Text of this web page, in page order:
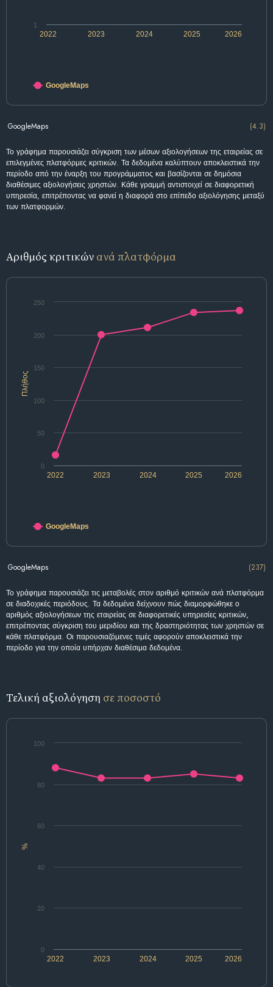
2022 2024 2026
2023 2025
1
GoogleMaps
GoogleMaps (4.3)
Το γράφημα παρουσιάζει σύγκριση των μέσων αξιολογήσεων της εταιρείας σε
επιλεγμένες πλατφόρμες κριτικών. Τα δεδομένα καλύπτουν αποκλειστικά την
περίοδο από την έναρξη του προγράμματος και βασίζονται σε δημόσια
διαθέσιμες αξιολογήσεις χρηστών. Κάθε γραμμή αντιστοιχεί σε διαφορετική
υπηρεσία, επιτρέποντας να φανεί η διαφορά στο επίπεδο αξιολόγησης μεταξύ
των πλατφορμών.
Αριθμός κριτικών ανά πλατφόρμα
Πλήθος
2022 2024 2026
2023 2025
0
50
100
150
200
250
GoogleMaps
GoogleMaps (237)
Το γράφημα παρουσιάζει τις μεταβολές στον αριθμό κριτικών ανά πλατφόρμα
σε διαδοχικές περιόδους. Τα δεδομένα δείχνουν πώς διαμορφώθηκε ο
αριθμός αξιολογήσεων της εταιρείας σε διαφορετικές υπηρεσίες κριτικών,
επιτρέποντας σύγκριση του μεριδίου και της δραστηριότητας των χρηστών σε
κάθε πλατφόρμα. Οι παρουσιαζόμενες τιμές αφορούν αποκλειστικά την
περίοδο για την οποία υπήρχαν διαθέσιμα δεδομένα.
Τελική αξιολόγηση σε ποσοστό
%
2022 2024 2026
2023 2025
0
20
40
60
80
100